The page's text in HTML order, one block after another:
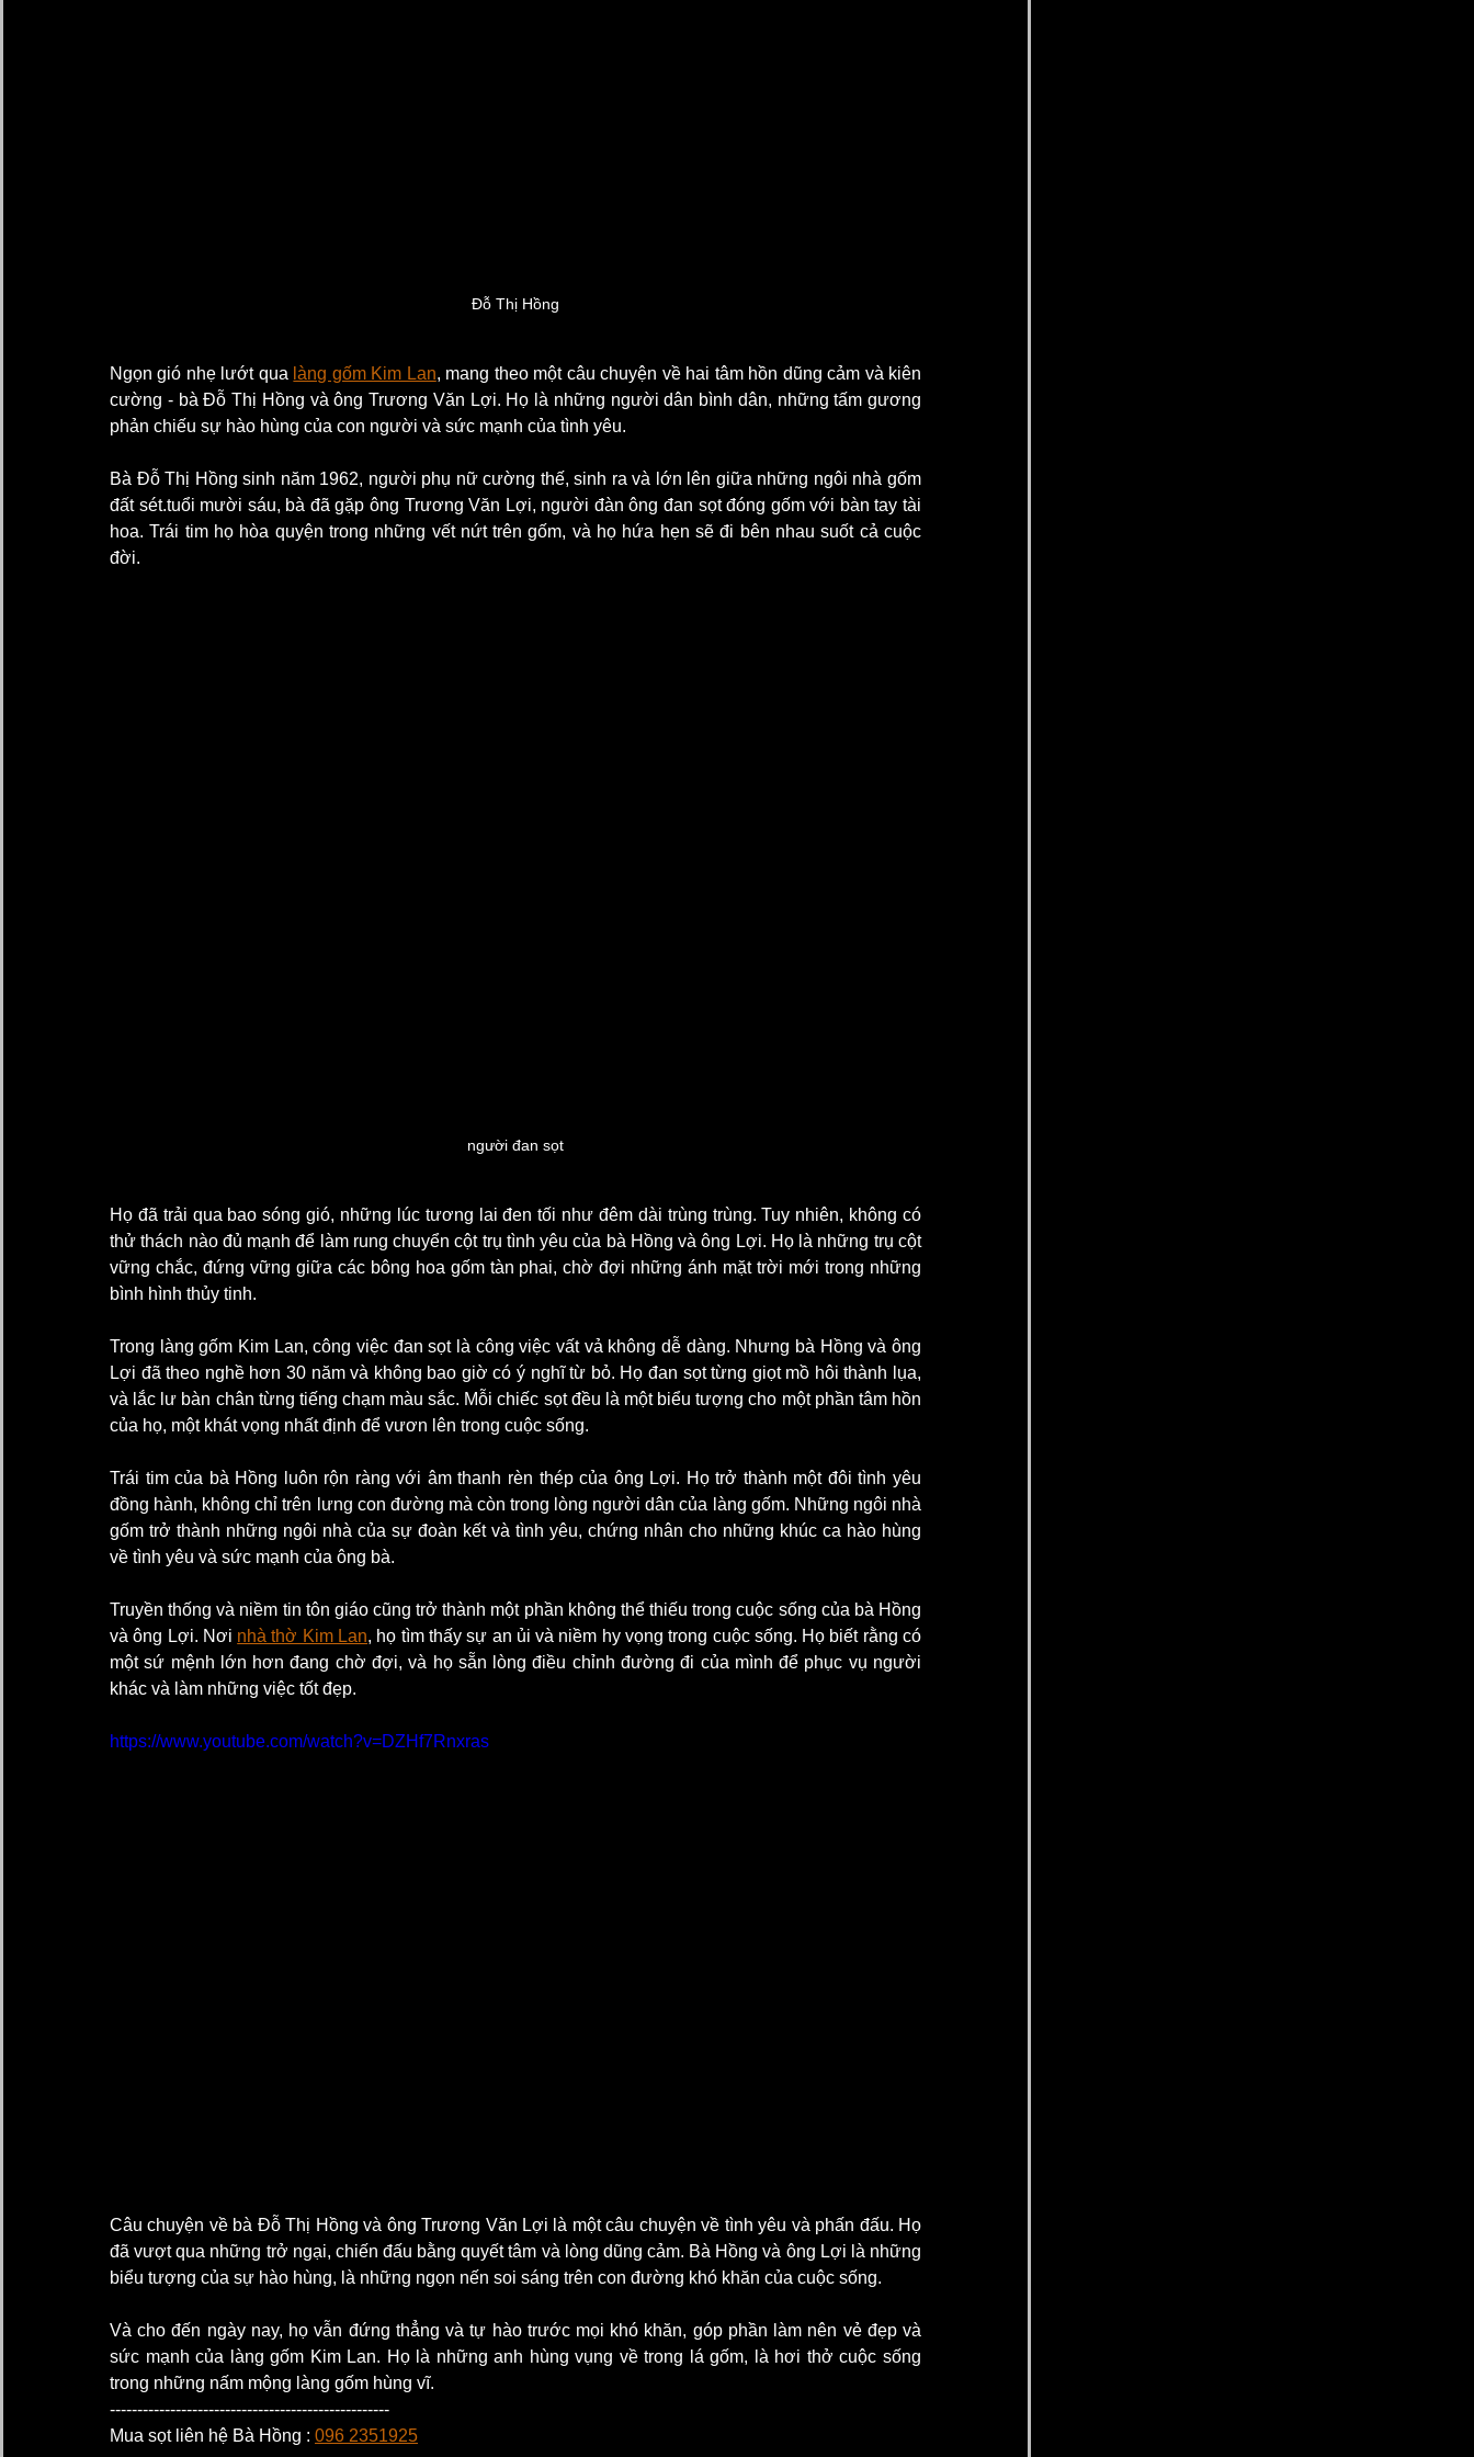
Đỗ Thị Hồng
Ngọn gió nhẹ lướt qua làng gốm Kim Lan, mang theo một câu chuyện về hai tâm hồn dũng cảm và kiên
cường - bà Đỗ Thị Hồng và ông Trương Văn Lợi. Họ là những người dân bình dân, những tấm gương
phản chiếu sự hào hùng của con người và sức mạnh của tình yêu.
Bà Đỗ Thị Hồng sinh năm 1962, người phụ nữ cường thế, sinh ra và lớn lên giữa những ngôi nhà gốm
đất sét.tuổi mười sáu, bà đã gặp ông Trương Văn Lợi, người đàn ông đan sọt đóng gốm với bàn tay tài
hoa. Trái tim họ hòa quyện trong những vết nứt trên gốm, và họ hứa hẹn sẽ đi bên nhau suốt cả cuộc
đời.
người đan sọt
Họ đã trải qua bao sóng gió, những lúc tương lai đen tối như đêm dài trùng trùng. Tuy nhiên, không có
thử thách nào đủ mạnh để làm rung chuyển cột trụ tình yêu của bà Hồng và ông Lợi. Họ là những trụ cột
vững chắc, đứng vững giữa các bông hoa gốm tàn phai, chờ đợi những ánh mặt trời mới trong những
bình hình thủy tinh.
Trong làng gốm Kim Lan, công việc đan sọt là công việc vất vả không dễ dàng. Nhưng bà Hồng và ông
Lợi đã theo nghề hơn 30 năm và không bao giờ có ý nghĩ từ bỏ. Họ đan sọt từng giọt mồ hôi thành lụa,
và lắc lư bàn chân từng tiếng chạm màu sắc. Mỗi chiếc sọt đều là một biểu tượng cho một phần tâm hồn
của họ, một khát vọng nhất định để vươn lên trong cuộc sống.
Trái tim của bà Hồng luôn rộn ràng với âm thanh rèn thép của ông Lợi. Họ trở thành một đôi tình yêu
đồng hành, không chỉ trên lưng con đường mà còn trong lòng người dân của làng gốm. Những ngôi nhà
gốm trở thành những ngôi nhà của sự đoàn kết và tình yêu, chứng nhân cho những khúc ca hào hùng
về tình yêu và sức mạnh của ông bà.
Truyền thống và niềm tin tôn giáo cũng trở thành một phần không thể thiếu trong cuộc sống của bà Hồng
và ông Lợi. Nơi nhà thờ Kim Lan, họ tìm thấy sự an ủi và niềm hy vọng trong cuộc sống. Họ biết rằng có
một sứ mệnh lớn hơn đang chờ đợi, và họ sẵn lòng điều chỉnh đường đi của mình để phục vụ người
khác và làm những việc tốt đẹp.
https://www.youtube.com/watch?v=DZHf7Rnxras
Câu chuyện về bà Đỗ Thị Hồng và ông Trương Văn Lợi là một câu chuyện về tình yêu và phấn đấu. Họ
đã vượt qua những trở ngại, chiến đấu bằng quyết tâm và lòng dũng cảm. Bà Hồng và ông Lợi là những
biểu tượng của sự hào hùng, là những ngọn nến soi sáng trên con đường khó khăn của cuộc sống.
Và cho đến ngày nay, họ vẫn đứng thẳng và tự hào trước mọi khó khăn, góp phần làm nên vẻ đẹp và
sức mạnh của làng gốm Kim Lan. Họ là những anh hùng vụng về trong lá gốm, là hơi thở cuộc sống
trong những nấm mộng làng gốm hùng vĩ.
---------------------------------------------------
Mua sọt liên hệ Bà Hồng : 096 2351925